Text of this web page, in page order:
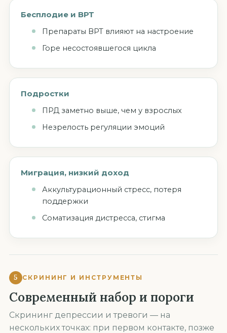
Бесплодие и ВРТ
Препараты ВРТ влияют на настроение
Горе несостоявшегося цикла
Подростки
ПРД заметно выше, чем у взрослых
Незрелость регуляции эмоций
Миграция, низкий доход
Аккультурационный стресс, потеря
поддержки
Соматизация дистресса, стигма
5 СКРИНИНГ И ИНСТРУМЕНТЫ
Современный набор и пороги
Скрининг депрессии и тревоги — на
нескольких точках: при первом контакте, позже